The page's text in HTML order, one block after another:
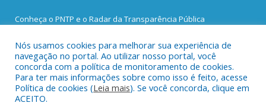
Conheça o PNTP e o Radar da Transparência Pública
Todos os direitos reservados a Prefeitura Municipal de Santa
Bárbara do Pará.
Nós usamos cookies para melhorar sua experiência de
navegação no portal. Ao utilizar nosso portal, você
concorda com a política de monitoramento de cookies.
Para ter mais informações sobre como isso é feito, acesse
Política de cookies (Leia mais). Se você concorda, clique em
ACEITO.